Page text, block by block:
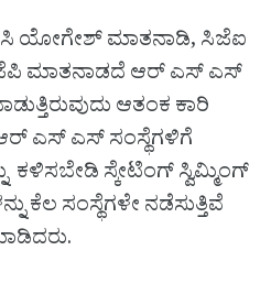
ಯೋಗೇಶ್ ಮಾತನಾಡಿ, ಸಿಜೆಐ
ಮಾತನಾಡದೆ ಆರ್ ಎಸ್ ಎಸ್
ಆತಂಕ ಕಾರಿ
ಎಸ್ ಎಸ್ ಸಂಸ್ಥೆಗಳಿಗೆ
ಕಳಿಸಬೇಡಿ ಸ್ಕೇಟಿಂಗ್ ಸ್ವಿಮ್ಮಿಂಗ್
ಕೆಲ ಸಂಸ್ಥೆಗಳೇ ನಡೆಸುತ್ತಿವೆ